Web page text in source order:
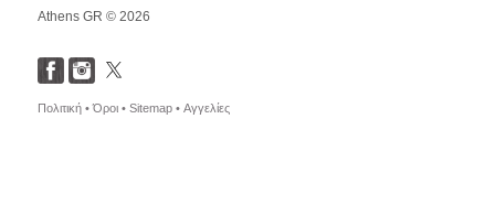
Athens GR © 2026
Πολιτική •Όροι • Sitemap • Αγγελίες